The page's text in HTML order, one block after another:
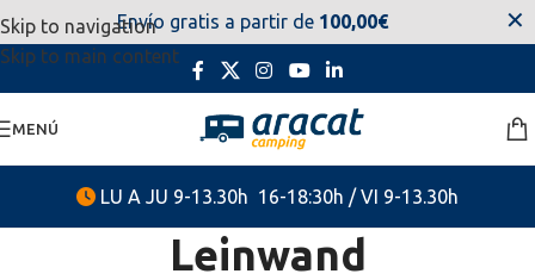
Skip to navigation
Skip to main content
estaremos disponibles. Disculpen las molestias.
MENÚ
LU A JU 9-13.30h 16-18:30h / VI 9-13.30h
Leinwand
Envío gratis a partir de 100,00€ ✕